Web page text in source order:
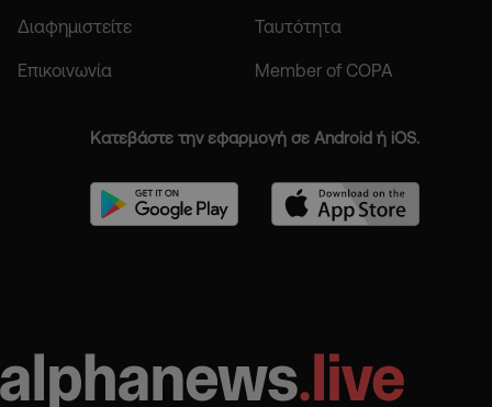
Διαφημιστείτε Ταυτότητα
Επικοινωνία Member of COPA
Κατεβάστε την εφαρμογή σε Android ή iOS.